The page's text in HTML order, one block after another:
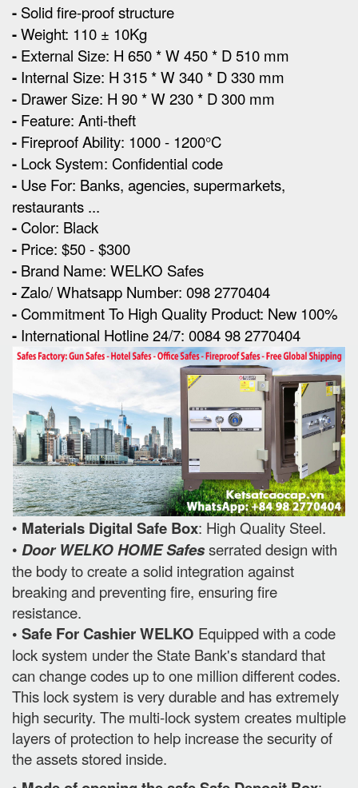
- Solid fire-proof structure
-Weight: 110 ± 10Kg
- External Size: H 650 * W 450 * D 510 mm
- Internal Size: H 315 * W 340 * D 330 mm
- Drawer Size: H 90 * W 230 * D 300 mm
- Feature: Anti-theft
- Fireproof Ability: 1000 - 1200°C
- Lock System: Confidential code
- Use For: Banks, agencies, supermarkets,
restaurants ...
- Color: Black
- Price: $50 - $300
- Brand Name: WELKO Safes
-Zalo/ Whatsapp Number: 098 2770404
- Commitment To High Quality Product: New 100%
- International Hotline 24/7: 0084 98 2770404
• Materials Digital Safe Box: High Quality Steel.
• Door WELKO HOME Safesserrated design with
the body to create a solid integration against
breaking and preventing fire, ensuring fire
resistance.
• Safe For Cashier WELKO Equipped with a code
lock system under the State Bank's standard that
can change codes up to one million different codes.
This lock system is very durable and has extremely
high security. The multi-lock system creates multiple
layers of protection to help increase the security of
the assets stored inside.